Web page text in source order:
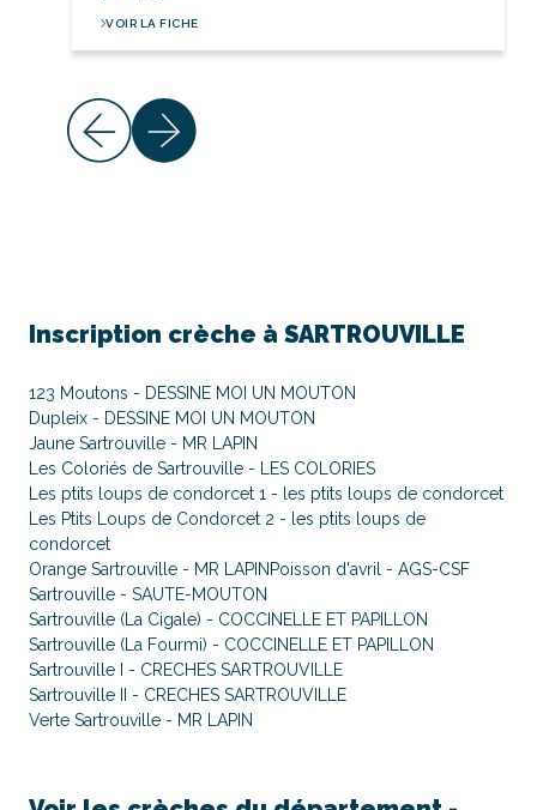
VOIR LA FICHE
Inscription crèche à SARTROUVILLE
123 Moutons - DESSINE MOI UN MOUTON
Dupleix - DESSINE MOI UN MOUTON
Jaune Sartrouville - MR LAPIN
Les Coloriés de Sartrouville - LES COLORIES
Les ptits loups de condorcet 1 - les ptits loups de condorcet
Les Ptits Loups de Condorcet 2 - les ptits loups de
condorcet
Orange Sartrouville - MR LAPIN Poisson d'avril - AGS-CSF
Sartrouville - SAUTE-MOUTON
Sartrouville (La Cigale) - COCCINELLE ET PAPILLON
Sartrouville (La Fourmi) - COCCINELLE ET PAPILLON
Sartrouville I - CRECHES SARTROUVILLE
Sartrouville II - CRECHES SARTROUVILLE
Verte Sartrouville - MR LAPIN